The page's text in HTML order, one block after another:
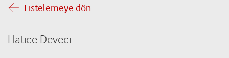
Listelemeye dön
Hatice Deveci